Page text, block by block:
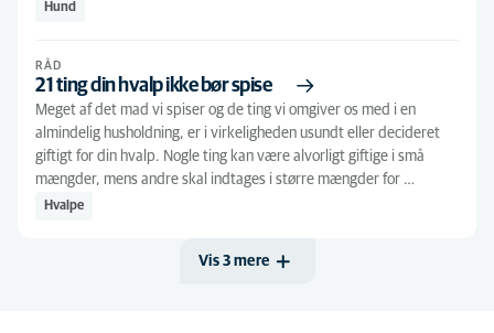
Kat
Seniorhund
Seniorkat
Hund
RÅD
21 ting din hvalp ikke bør spise
Meget af det mad vi spiser og de ting vi omgiver os med i en
almindelig husholdning, er i virkeligheden usundt eller decideret
giftigt for din hvalp. Nogle ting kan være alvorligt giftige i små
mængder, mens andre skal indtages i større mængder for …
Hvalpe
Vis 3 mere